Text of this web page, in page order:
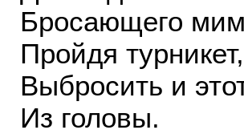
Бросающего
Пройдя турникет,
Выбросить и
Из головы.